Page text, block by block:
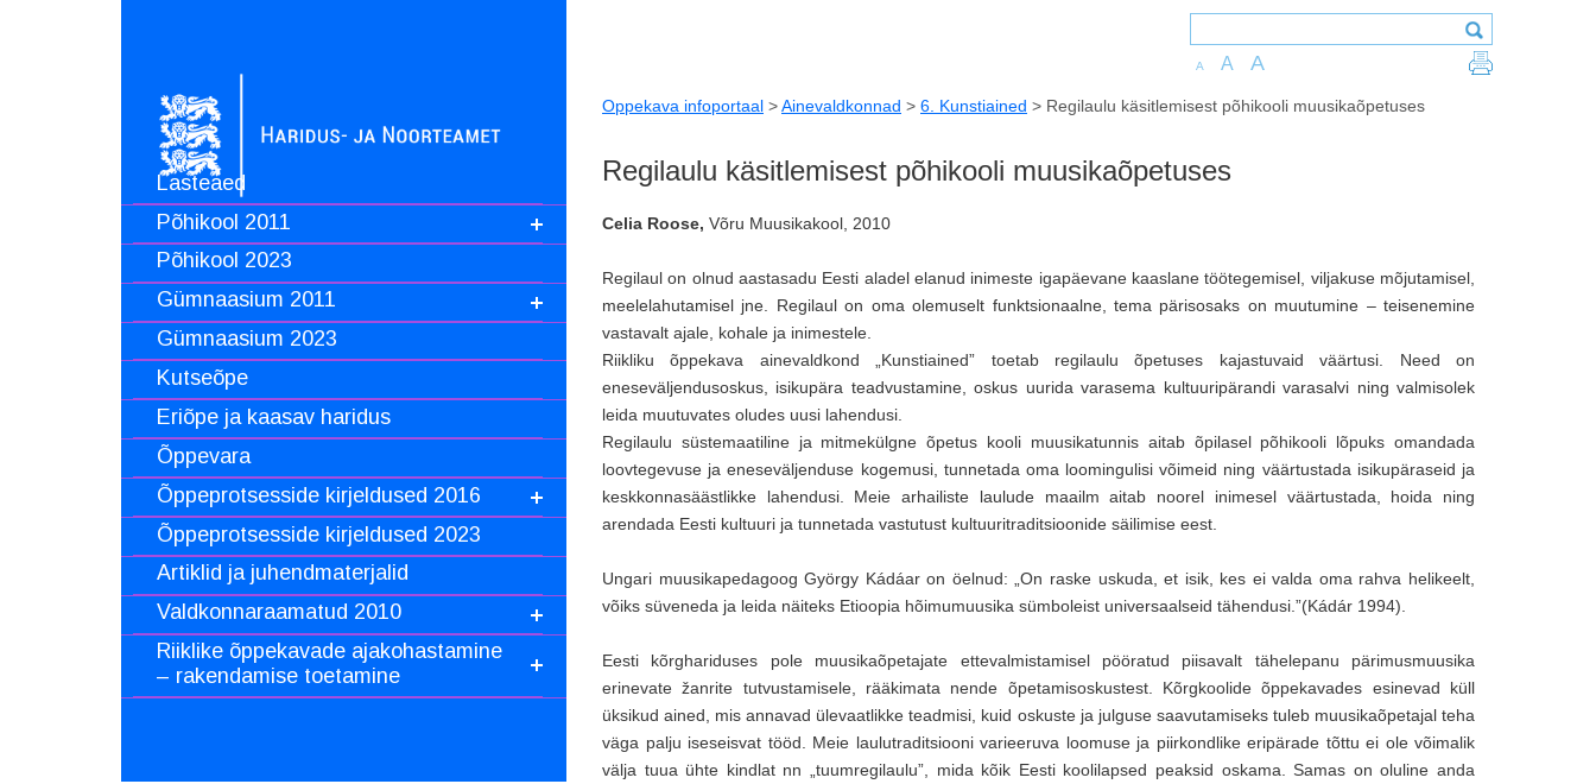
Lasteaed
Põhikool 2011
Põhikool 2023
Gümnaasium 2011
Gümnaasium 2023
Kutseõpe
Eriõpe ja kaasav haridus
Õppevara
Õppeprotsesside kirjeldused 2016
Õppeprotsesside kirjeldused 2023
Artiklid ja juhendmaterjalid
Valdkonnaraamatud 2010
Riiklike õppekavade ajakohastamine
– rakendamise toetamine
A A A
Oppekava infoportaal >Ainevaldkonnad > 6. Kunstiained > Regilaulu käsitlemisest põhikooli muusikaõpetuses
Regilaulu käsitlemisest põhikooli muusikaõpetuses
Celia Roose, Võru Muusikakool, 2010
Regilaul on olnud aastasadu Eesti aladel elanud inimeste igapäevane kaaslane töötegemisel, viljakuse mõjutamisel,
meelelahutamisel jne. Regilaul on oma olemuselt funktsionaalne, tema pärisosaks on muutumine – teisenemine
vastavalt ajale, kohale ja inimestele.
Riikliku õppekava ainevaldkond „Kunstiained” toetab regilaulu õpetuses kajastuvaid väärtusi. Need on
eneseväljendusoskus, isikupära teadvustamine, oskus uurida varasema kultuuripärandi varasalvi ning valmisolek
leida muutuvates oludes uusi lahendusi.
Regilaulu süstemaatiline ja mitmekülgne õpetus kooli muusikatunnis aitab õpilasel põhikooli lõpuks omandada
loovtegevuse ja eneseväljenduse kogemusi, tunnetada oma loomingulisi võimeid ning väärtustada isikupäraseid ja
keskkonnasäästlikke lahendusi. Meie arhailiste laulude maailm aitab noorel inimesel väärtustada, hoida ning
arendada Eesti kultuuri ja tunnetada vastutust kultuuritraditsioonide säilimise eest.
Ungari muusikapedagoog György Kádáar on öelnud: „On raske uskuda, et isik, kes ei valda oma rahva helikeelt,
võiks süveneda ja leida näiteks Etioopia hõimumuusika sümboleist universaalseid tähendusi.”(Kádár 1994).
Eesti kõrghariduses pole muusikaõpetajate ettevalmistamisel pööratud piisavalt tähelepanu pärimusmuusika
erinevate žanrite tutvustamisele, rääkimata nende õpetamisoskustest. Kõrgkoolide õppekavades esinevad küll
üksikud ained, mis annavad ülevaatlikke teadmisi, kuid oskuste ja julguse saavutamiseks tuleb muusikaõpetajal teha
väga palju iseseisvat tööd. Meie laulutraditsiooni varieeruva loomuse ja piirkondlike eripärade tõttu ei ole võimalik
välja tuua ühte kindlat nn „tuumregilaulu”, mida kõik Eesti koolilapsed peaksid oskama. Samas on oluline anda